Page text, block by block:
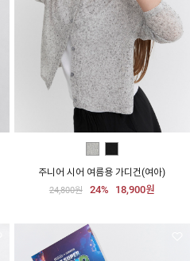
주니어 시어 여름용 가디건(여아)
24,800원 24% 18,900원